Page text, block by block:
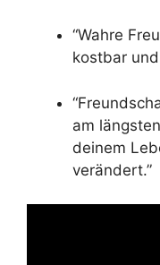
“Wahre
kostbar
am
deinem
verändert.”